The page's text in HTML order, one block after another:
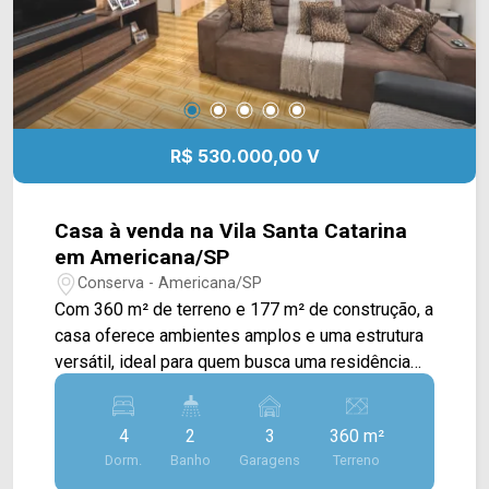
R$ 530.000,00 V
Casa à venda na Vila Santa Catarina
em Americana/SP
Conserva - Americana/SP
Com 360 m² de terreno e 177 m² de construção, a
casa oferece ambientes amplos e uma estrutura
versátil, ideal para quem busca uma residência
espaçosa ou um imóvel com possibilidade de
uso comercial. A planta principal conta com
espaços bem distribuídos, proporcionando
conforto para a rotina da família, além de uma
4
Dorm.
2
Banho
3
Garagens
360 m²
Terreno